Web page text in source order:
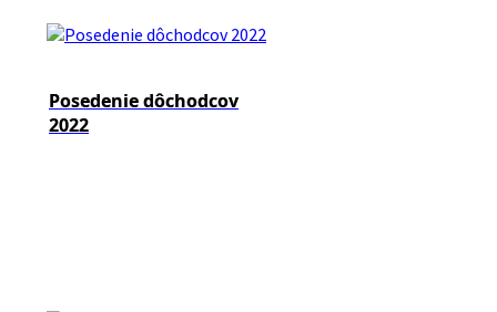
Posedenie dôchodcov
2022